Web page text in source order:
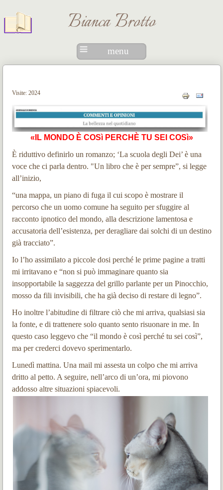
Bianca Brotto
menu
Visite: 2024
«IL MONDO È COSì PERCHÈ TU SEI COSì»
È riduttivo definirlo un romanzo; ‘La scuola degli Dei’ è una
voce che ci parla dentro. "Un libro che è per sempre”, si legge
all’inizio,
“una mappa, un piano di fuga il cui scopo è mostrare il
percorso che un uomo comune ha seguito per sfuggire al
racconto ipnotico del mondo, alla descrizione lamentosa e
accusatoria dell’esistenza, per deragliare dai solchi di un destino
già tracciato”.
Io l’ho assimilato a piccole dosi perché le prime pagine a tratti
mi irritavano e “non si può immaginare quanto sia
insopportabile la saggezza del grillo parlante per un Pinocchio,
mosso da fili invisibili, che ha già deciso di restare di legno”.
Ho inoltre l’abitudine di filtrare ciò che mi arriva, qualsiasi sia
la fonte, e di trattenere solo quanto sento risuonare in me. In
questo caso leggevo che “il mondo è così perché tu sei così”,
ma per crederci dovevo sperimentarlo.
Lunedì mattina. Una mail mi assesta un colpo che mi arriva
dritto al petto. A seguire, nell’arco di un’ora, mi piovono
addosso altre situazioni spiacevoli.